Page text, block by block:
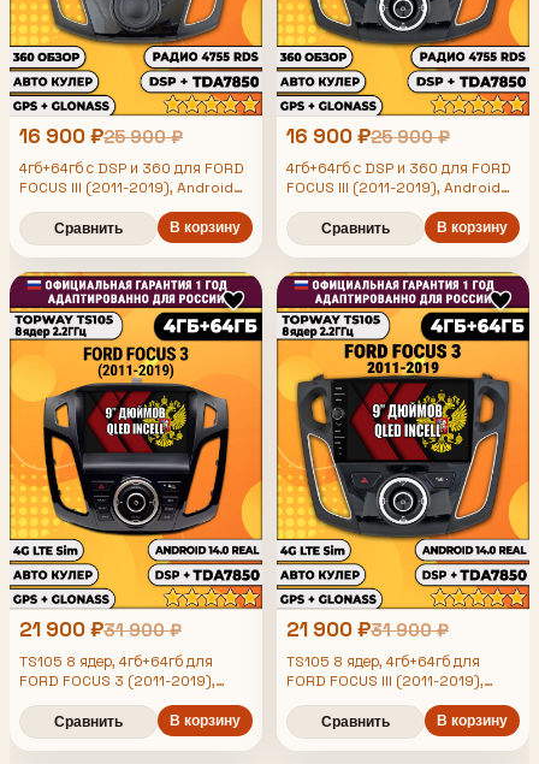
16 900 ₽25 900 ₽
4гб+64гб с DSP и 360 для FORD
FOCUS III (2011-2019), Android
магнитола с DSP и усилителем
TDA7850Сравнить В корзину
16 900 ₽25 900 ₽
4гб+64гб с DSP и 360 для FORD
FOCUS III (2011-2019), Android
магнитола с DSP и усилителем
TDA7850Сравнить В корзину
21 900 ₽31 900 ₽
TS105 8 ядер, 4гб+64гб для
FORD FOCUS 3 (2011-2019),
Android магнитола
Сравнить В корзину
21 900 ₽31 900 ₽
TS105 8 ядер, 4гб+64гб для
FORD FOCUS III (2011-2019),
Android магнитола
Сравнить В корзину